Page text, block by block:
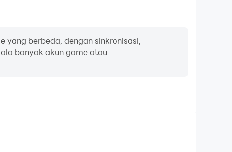
yang berbeda, dengan sinkronisasi,
banyak akun game atau